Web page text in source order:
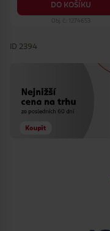
DO KOŠÍKU
Obj. č.: 1274653
ID 2394